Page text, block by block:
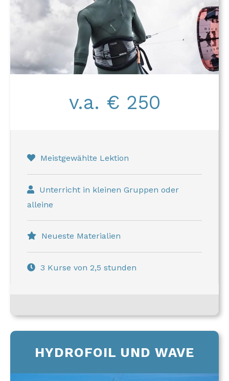
v.a. € 250
Meistgewählte Lektion
Unterricht in kleinen Gruppen oder
alleine
Neueste Materialien
3 Kurse von 2,5 stunden
HYDROFOIL UND WAVE